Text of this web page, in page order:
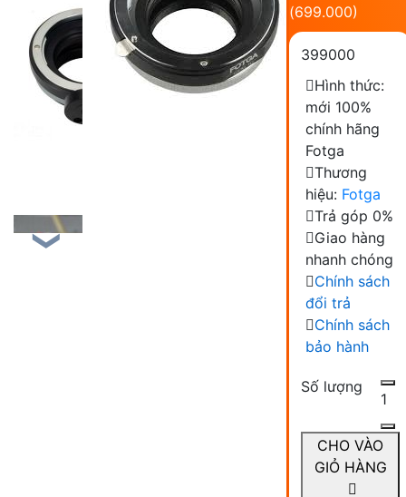
❯
(699.000)
399000
Hình thức:
mới 100%
chính hãng
Fotga
Thương
hiệu: Fotga
Trả góp 0%
Giao hàng
nhanh chóng
Chính sách
đổi trả
Chính sách
bảo hành
Số lượng
1
CHO VÀO
GIỎ HÀNG